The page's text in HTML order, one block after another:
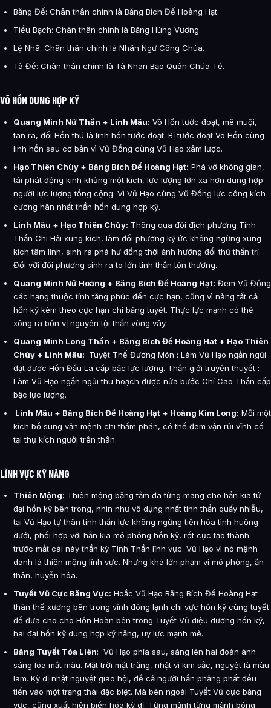
Băng Đế: Chân thân chính là Băng Bích Đế Hoàng Hạt.
Tiểu Bạch: Chân thân chính là Băng Hùng Vương.
Lệ Nhã: Chân thân chính là Nhân Ngư Công Chúa.
Tà Đế: Chân thân chính là Tà Nhãn Bạo Quân Chúa Tể.
VÕ HỒN DUNG HỢP KỸ
Quang Minh Nữ Thần + Linh Mâu: Võ Hồn tước đoạt, mê muội,
tan rã, đối Hồn thú là linh hồn tước đoạt. Bị tước đoạt Võ Hồn cùng
linh hồn sau cơ bản vì Vũ Đồng cùng Vũ Hạo xâm lược.
Hạo Thiên Chùy + Băng Bích Đế Hoàng Hạt: Phá vỡ không gian,
tái phát động kinh khủng một kích, lực lượng lớn xa hơn dung hợp
người lực lượng tổng cộng. Vì Vũ Hạo cùng Vũ Đồng lực công kích
cường hãn nhất thần hồn dung hợp kỹ.
Linh Mâu + Hạo Thiên Chùy: Thông qua đối địch phương Tinh
Thần Chi Hải xung kích, làm đối phương ký ức không ngừng xung
kích tâm linh, sinh ra phá hư đồng thời ảnh hưởng đối thủ thần trí.
Đối với đối phương sinh ra to lớn tinh thần tổn thương.
Quang Minh Nữ Hoàng + Băng Bích Đế Hoàng Hạt: Đem Vũ Đồng
các hạng thuộc tính tăng phúc đến cực hạn, cũng vì nàng tất cả
hồn kỹ kèm theo cực hạn chi băng tuyết. Thực lực mạnh có thể
xông ra bốn vị nguyên tội thần vòng vây.
Quang Minh Long Thần + Băng Bích Đế Hoàng Hat + Hạo Thiên
Chùy + Linh Mâu: Tuyệt Thế Đường Môn : Làm Vũ Hạo ngắn ngủi
đạt được Hồn Đấu La cấp bậc lực lượng. Thần giới truyền thuyết :
Làm Vũ Hạo ngắn ngủi thu hoạch được nửa bước Chí Cao Thần cấp
bậc lực lượng.
Linh Mâu + Băng Bích Đế Hoàng Hạt + Hoàng Kim Long: Mỗi một
kích bổ sung vận mệnh chi thẩm phán, có thể đem vận rủi vĩnh cố
tại thụ kích người trên thân.
LĨNH VỰC KỸ NĂNG
Thiên Mộng: Thiên mộng băng tằm đã từng mang cho hắn kia tứ
đại hồn kỹ bên trong, nhìn như vô dụng nhất tinh thần quấy nhiễu,
tại Vũ Hạo tự thân tinh thần lực không ngừng tiến hóa tình huống
dưới, phối hợp với hắn kia mô phỏng hồn kỹ, rốt cục tạo thành
trước mắt cái này thần kỳ Tinh Thần lĩnh vực. Vũ Hạo vì nó mệnh
danh là thiên mộng lĩnh vực. Nhưng khá lớn phạm vi mô phỏng, ẩn
thân, huyễn hóa.
Tuyết Vũ Cực Băng Vực: Hoắc Vũ Hạo Băng Bích Đế Hoàng Hạt
thân thể xương bên trong vĩnh đông lạnh chi vực hồn kỹ cùng tuyết
đế đưa cho cho Hồn Hoàn bên trong Tuyết Vũ diệu dương hồn kỹ,
hai đại hồn kỹ dung hợp kỹ năng, uy lực mạnh mẽ.
Băng Tuyết Tỏa Liên: Vũ Hạo phía sau, sáng lên hai đoàn ánh
sáng lóa mắt màu. Mặt trời mặt trăng, nhật vì kim sắc, nguyệt là màu
lam. Kỳ dị nhật nguyệt giao hội, để cả người hắn phảng phất đều
tiến vào một trạng thái đặc biệt. Mà bên ngoài Tuyết Vũ cực băng
vực, cũng xuất hiện biến hóa kỳ dị. Từng mảnh từng mảnh bông